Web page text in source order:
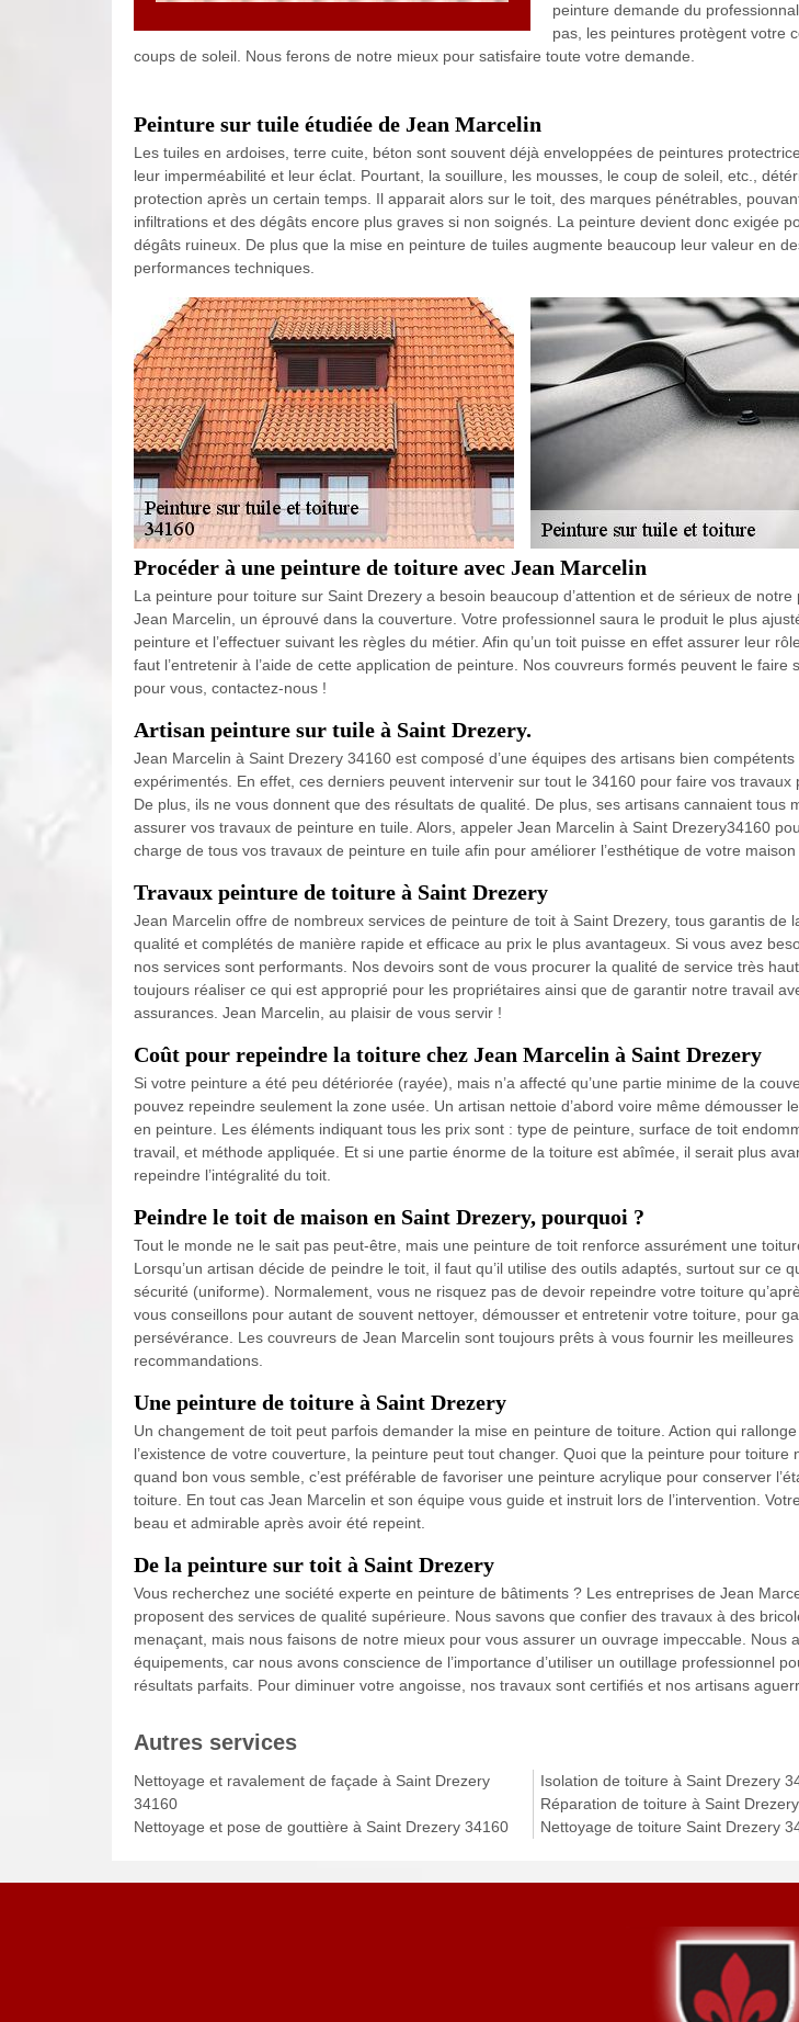
peinture demande du
pas, les peintures protègent votre
coups de soleil. Nous ferons de notre mieux pour satisfaire toute votre demande.
Peinture sur tuile étudiée de Jean Marcelin
Les tuiles en ardoises, terre cuite, béton sont souvent déjà enveloppées de peintures
leur imperméabilité et leur éclat. Pourtant, la souillure, les mousses, le coup de soleil, etc.,
protection après un certain temps. Il apparait alors sur le toit, des marques pénétrables,
infiltrations et des dégâts encore plus graves si non soignés. La peinture devient donc exigée
dégâts ruineux. De plus que la mise en peinture de tuiles augmente beaucoup leur valeur en
performances techniques.
Procéder à une peinture de toiture avec Jean Marcelin
La peinture pour toiture sur Saint Drezery a besoin beaucoup d’attention et de sérieux de notre
Jean Marcelin, un éprouvé dans la couverture. Votre professionnel saura le produit le plus
peinture et l’effectuer suivant les règles du métier. Afin qu’un toit puisse en effet assurer leur
faut l’entretenir à l’aide de cette application de peinture. Nos couvreurs formés peuvent le faire
pour vous, contactez-nous !
Artisan peinture sur tuile à Saint Drezery.
Jean Marcelin à Saint Drezery 34160 est composé d’une équipes des artisans bien compétents
expérimentés. En effet, ces derniers peuvent intervenir sur tout le 34160 pour faire vos travaux
De plus, ils ne vous donnent que des résultats de qualité. De plus, ses artisans cannaient tous
assurer vos travaux de peinture en tuile. Alors, appeler Jean Marcelin à Saint Drezery34160
charge de tous vos travaux de peinture en tuile afin pour améliorer l’esthétique de votre maison
Travaux peinture de toiture à Saint Drezery
Jean Marcelin offre de nombreux services de peinture de toit à Saint Drezery, tous garantis de
qualité et complétés de manière rapide et efficace au prix le plus avantageux. Si vous avez
nos services sont performants. Nos devoirs sont de vous procurer la qualité de service très
toujours réaliser ce qui est approprié pour les propriétaires ainsi que de garantir notre travail
assurances. Jean Marcelin, au plaisir de vous servir !
Coût pour repeindre la toiture chez Jean Marcelin à Saint Drezery
Si votre peinture a été peu détériorée (rayée), mais n’a affecté qu’une partie minime de la
pouvez repeindre seulement la zone usée. Un artisan nettoie d’abord voire même démousser
en peinture. Les éléments indiquant tous les prix sont : type de peinture, surface de toit
travail, et méthode appliquée. Et si une partie énorme de la toiture est abîmée, il serait plus
repeindre l’intégralité du toit.
Peindre le toit de maison en Saint Drezery, pourquoi ?
Tout le monde ne le sait pas peut-être, mais une peinture de toit renforce assurément une
Lorsqu’un artisan décide de peindre le toit, il faut qu’il utilise des outils adaptés, surtout sur ce
sécurité (uniforme). Normalement, vous ne risquez pas de devoir repeindre votre toiture
vous conseillons pour autant de souvent nettoyer, démousser et entretenir votre toiture, pour
persévérance. Les couvreurs de Jean Marcelin sont toujours prêts à vous fournir les meilleures
recommandations.
Une peinture de toiture à Saint Drezery
Un changement de toit peut parfois demander la mise en peinture de toiture. Action qui
l’existence de votre couverture, la peinture peut tout changer. Quoi que la peinture pour toiture
quand bon vous semble, c’est préférable de favoriser une peinture acrylique pour conserver
toiture. En tout cas Jean Marcelin et son équipe vous guide et instruit lors de l’intervention.
beau et admirable après avoir été repeint.
De la peinture sur toit à Saint Drezery
Vous recherchez une société experte en peinture de bâtiments ? Les entreprises de Jean
proposent des services de qualité supérieure. Nous savons que confier des travaux à des
menaçant, mais nous faisons de notre mieux pour vous assurer un ouvrage impeccable. Nous
équipements, car nous avons conscience de l’importance d’utiliser un outillage professionnel
résultats parfaits. Pour diminuer votre angoisse, nos travaux sont certifiés et nos artisans
Autres services
Nettoyage et ravalement de façade à Saint Drezery
34160
Nettoyage et pose de gouttière à Saint Drezery 34160
Isolation de toiture à Saint Drezery
Réparation de toiture à Saint
Nettoyage de toiture Saint Drezery